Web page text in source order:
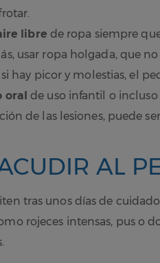
libre de ropa siempre
usar ropa holgada, que
si hay picor y molestias, el
oral de uso infantil o
de las lesiones, puede
AL
tras unos días de
rojeces intensas, pus o